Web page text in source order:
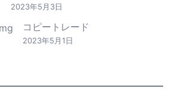
2023年5月3日
コピートレード
2023年5月1日